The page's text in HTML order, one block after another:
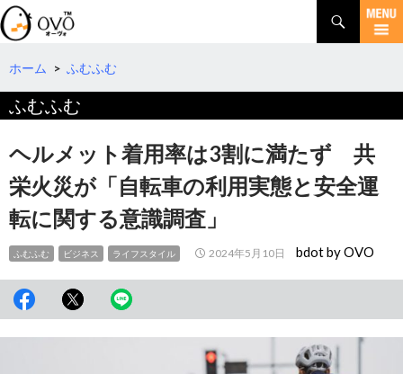
検
索
コ
テ
へ
動
ホーム > ふむふむ
ふむふむ
ヘルメット着用率は3割に満たず 共
栄火災が「自転車の利用実態と安全運
転に関する意識調査」
ふむふむ ビジネス ライフスタイル 2024年5月10日 bdot by OVO